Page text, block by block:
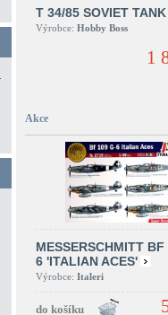
T 34/85 SOVIET TANK
Výrobce: Hobby Boss
1
Akce
MESSERSCHMITT
6 'ITALIAN ACES'
Výrobce: Italeri